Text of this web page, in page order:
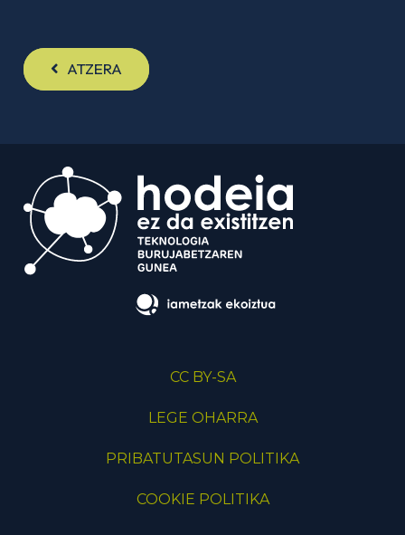
ATZERA
CC BY-SA
LEGE OHARRA
PRIBATUTASUN POLITIKA
COOKIE POLITIKA